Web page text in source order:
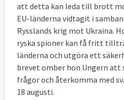
att detta kan leda till brott
EU-länderna vidtagit i
Rysslands krig mot Ukraina.
ryska spioner kan få fritt
länderna och utgöra ett
brevet omber hon Ungern att
frågor och återkomma med
18 augusti.